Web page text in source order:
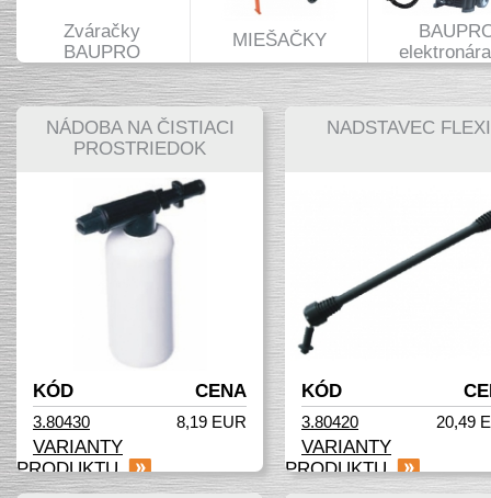
Zváračky
BAUPRO
MIEŠAČKY
NÁDOBA NA ČISTIACI
PROSTRIEDOK
KÓD CENA
3.80430 8,19 EUR
VARIANTY
PRODUKTU
NADSTAVEC FLEXI
KÓD
3.80420 20,49
VARIANTY
PRODUKTU